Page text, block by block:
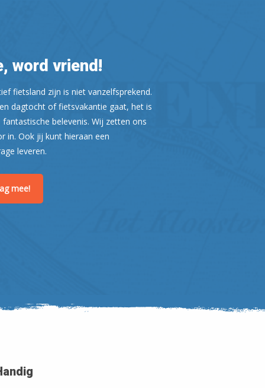
word vriend!
fietsland zijn is niet vanzelfsprekend.
dagtocht of fietsvakantie gaat, het is
belevenis. Wij zetten ons
in. Ook jij kunt hieraan een
leveren.
mee!